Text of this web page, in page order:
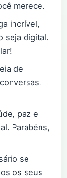
merece.
incrível,
seja digital.
de
paz e
Parabéns,
se
os seus